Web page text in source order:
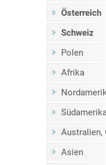
Österreich
Schweiz
Polen
Afrika
Australien,
Asien